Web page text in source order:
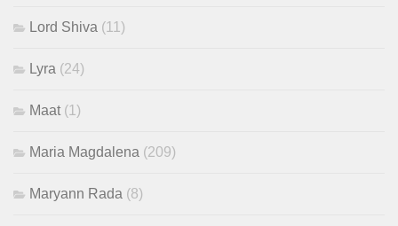
Lord Shiva (11)
Lyra (24)
Maat (1)
Maria Magdalena (209)
Maryann Rada (8)